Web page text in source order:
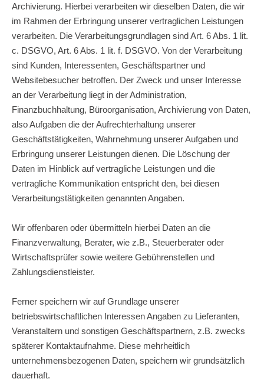
Archivierung. Hierbei verarbeiten wir dieselben Daten, die wir
im Rahmen der Erbringung unserer vertraglichen Leistungen
verarbeiten. Die Verarbeitungsgrundlagen sind Art. 6 Abs. 1 lit.
c. DSGVO, Art. 6 Abs. 1 lit. f. DSGVO. Von der Verarbeitung
sind Kunden, Interessenten, Geschäftspartner und
Websitebesucher betroffen. Der Zweck und unser Interesse
an der Verarbeitung liegt in der Administration,
Finanzbuchhaltung, Büroorganisation, Archivierung von Daten,
also Aufgaben die der Aufrechterhaltung unserer
Geschäftstätigkeiten, Wahrnehmung unserer Aufgaben und
Erbringung unserer Leistungen dienen. Die Löschung der
Daten im Hinblick auf vertragliche Leistungen und die
vertragliche Kommunikation entspricht den, bei diesen
Verarbeitungstätigkeiten genannten Angaben.
Wir offenbaren oder übermitteln hierbei Daten an die
Finanzverwaltung, Berater, wie z.B., Steuerberater oder
Wirtschaftsprüfer sowie weitere Gebührenstellen und
Zahlungsdienstleister.
Ferner speichern wir auf Grundlage unserer
betriebswirtschaftlichen Interessen Angaben zu Lieferanten,
Veranstaltern und sonstigen Geschäftspartnern, z.B. zwecks
späterer Kontaktaufnahme. Diese mehrheitlich
unternehmensbezogenen Daten, speichern wir grundsätzlich
dauerhaft.